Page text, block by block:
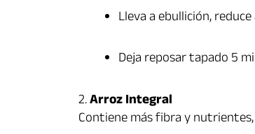
Lleva a ebullición,
Deja reposar tapado 5
2.Arroz Integral
Contiene más fibra y